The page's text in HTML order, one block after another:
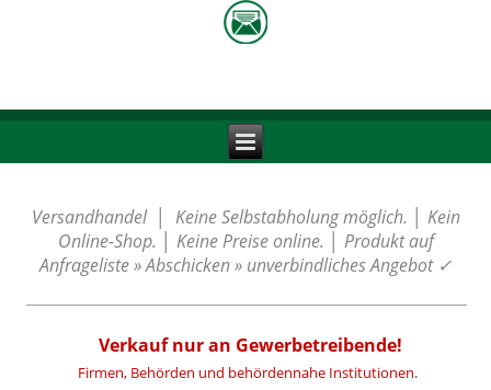
Versandhandel │ Keine Selbstabholung möglich. │ Kein
Online-Shop. │ Keine Preise online. │ Produkt auf
Anfrageliste » Abschicken » unverbindliches Angebot ✓
Verkauf nur an Gewerbetreibende!
Firmen, Behörden und behördennahe Institutionen.